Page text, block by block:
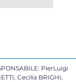
PierLuigi
Cecilia BRIGHI,